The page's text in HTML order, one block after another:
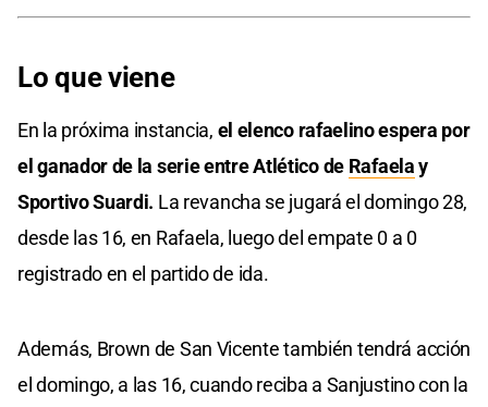
Lo que viene
En la próxima instancia, el elenco rafaelino espera por
el ganador de la serie entre Atlético de Rafaelay
Sportivo Suardi. La revancha se jugará el domingo 28,
desde las 16, en Rafaela, luego del empate 0 a 0
registrado en el partido de ida.
Además, Brown de San Vicente también tendrá acción
el domingo, a las 16, cuando reciba a Sanjustino con la